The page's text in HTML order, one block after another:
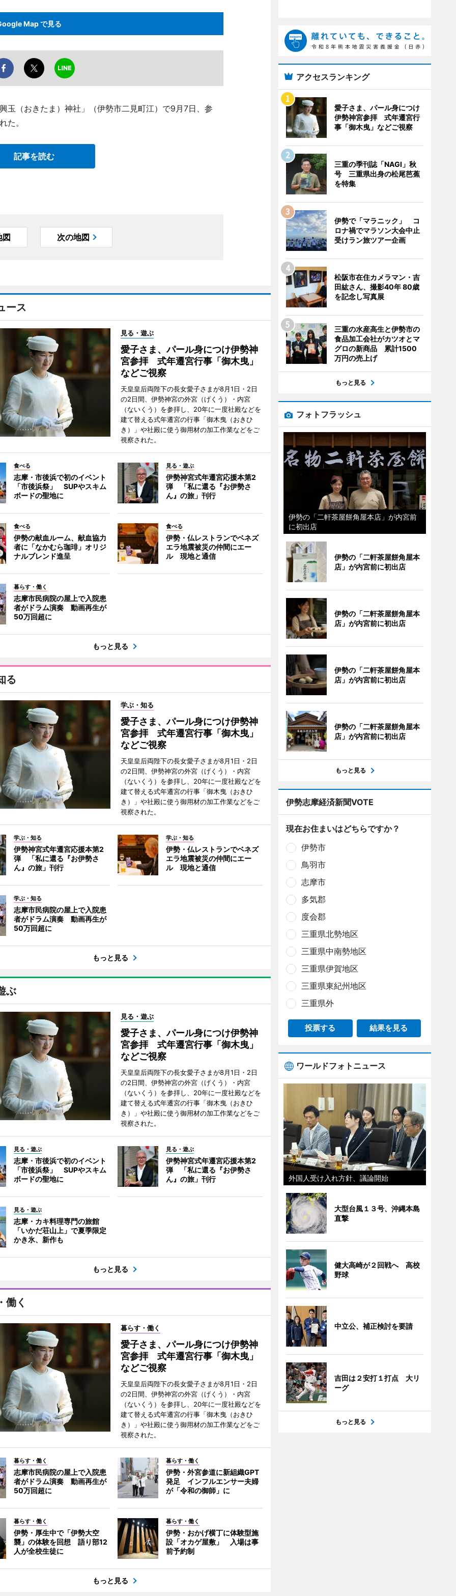
Map で見る
玉（おきたま）神社」（伊勢市二見町江）で9月7日、参
た。
記事を読む
図 次の地図
ース
見る・遊ぶ
愛子さま、パール身につけ伊勢神
宮参拝 式年遷宮行事「御木曳」
などご視察
天皇皇后両陛下の長女愛子さまが8月1日・2日
の2日間、伊勢神宮の外宮（げくう）・内宮
（ないくう）を参拝し、20年に一度社殿などを
建て替える式年遷宮の行事「御木曳（おきひ
き）」や社殿に使う御用材の加工作業などをご
視察された。
食べる
志摩・市後浜で初のイベント
「市後浜祭」 SUPやスキム
ボードの聖地に
見る・遊ぶ
伊勢神宮式年遷宮応援本第2
弾 「私に還る『お伊勢さ
ん』の旅」刊行
食べる
伊勢の献血ルーム、献血協力
者に「なかむら珈琲」オリジ
ナルブレンド進呈
食べる
伊勢・仏レストランでベネズ
エラ地震被災の仲間にエー
ル 現地と通信
暮らす・働く
志摩市民病院の屋上で入院患
者がドラム演奏 動画再生が
50万回超に
もっと見る
る
学ぶ・知る
愛子さま、パール身につけ伊勢神
宮参拝 式年遷宮行事「御木曳」
などご視察
天皇皇后両陛下の長女愛子さまが8月1日・2日
の2日間、伊勢神宮の外宮（げくう）・内宮
（ないくう）を参拝し、20年に一度社殿などを
建て替える式年遷宮の行事「御木曳（おきひ
き）」や社殿に使う御用材の加工作業などをご
視察された。
学ぶ・知る
伊勢神宮式年遷宮応援本第2
弾 「私に還る『お伊勢さ
ん』の旅」刊行
学ぶ・知る
伊勢・仏レストランでベネズ
エラ地震被災の仲間にエー
ル 現地と通信
学ぶ・知る
志摩市民病院の屋上で入院患
者がドラム演奏 動画再生が
50万回超に
もっと見る
ぶ
見る・遊ぶ
愛子さま、パール身につけ伊勢神
宮参拝 式年遷宮行事「御木曳」
などご視察
天皇皇后両陛下の長女愛子さまが8月1日・2日
の2日間、伊勢神宮の外宮（げくう）・内宮
（ないくう）を参拝し、20年に一度社殿などを
建て替える式年遷宮の行事「御木曳（おきひ
き）」や社殿に使う御用材の加工作業などをご
視察された。
見る・遊ぶ
志摩・市後浜で初のイベント
「市後浜祭」 SUPやスキム
ボードの聖地に
見る・遊ぶ
伊勢神宮式年遷宮応援本第2
弾 「私に還る『お伊勢さ
ん』の旅」刊行
見る・遊ぶ
志摩・カキ料理専門の旅館
「いかだ荘山上」で夏季限定
かき氷、新作も
もっと見る
働く
暮らす・働く
愛子さま、パール身につけ伊勢神
宮参拝 式年遷宮行事「御木曳」
などご視察
天皇皇后両陛下の長女愛子さまが8月1日・2日
の2日間、伊勢神宮の外宮（げくう）・内宮
（ないくう）を参拝し、20年に一度社殿などを
建て替える式年遷宮の行事「御木曳（おきひ
き）」や社殿に使う御用材の加工作業などをご
視察された。
暮らす・働く
志摩市民病院の屋上で入院患
者がドラム演奏 動画再生が
50万回超に
暮らす・働く
伊勢・外宮参道に新組織GPT
発足 インフルエンサー夫婦
が「令和の御師」に
暮らす・働く
伊勢・厚生中で「伊勢大空
襲」の体験を回想 語り部12
人が全校生徒に
暮らす・働く
伊勢・おかげ横丁に体験型施
設「オカゲ屋敷」 入場は事
前予約制
もっと見る
アクセスランキング
愛子さま、パール身につけ
伊勢神宮参拝 式年遷宮行
事「御木曳」などご視察
三重の季刊誌「NAGI」秋
号 三重県出身の松尾芭蕉
を特集
伊勢で「マラニック」 コ
ロナ禍でマラソン大会中止
受けラン旅ツアー企画
松阪市在住カメラマン・吉
田紘さん、撮影40年 80歳
を記念し写真展
三重の水産高生と伊勢市の
食品加工会社がカツオとマ
グロの新商品 累計1500
万円の売上げ
もっと見る
フォトフラッシュ
伊勢の「二軒茶屋餅角屋本店」が内宮前
に初出店
伊勢の「二軒茶屋餅角屋本
店」が内宮前に初出店
伊勢の「二軒茶屋餅角屋本
店」が内宮前に初出店
伊勢の「二軒茶屋餅角屋本
店」が内宮前に初出店
伊勢の「二軒茶屋餅角屋本
店」が内宮前に初出店
もっと見る
伊勢志摩経済新聞VOTE
現在お住まいはどちらですか？
伊勢市
鳥羽市
志摩市
多気郡
度会郡
三重県北勢地区
三重県中南勢地区
三重県伊賀地区
三重県東紀州地区
三重県外
投票する 結果を見る
ワールドフォトニュース
外国人受け入れ方針、議論開始
大型台風１３号、沖縄本島
直撃
健大高崎が２回戦へ 高校
野球
中立公、補正検討を要請
吉田は２安打１打点 大リ
ーグ
もっと見る